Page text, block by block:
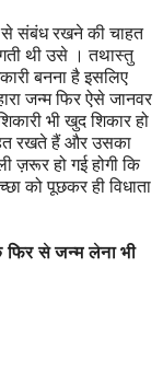
संबंध रखने की चाहत
थी उसे । तथास्तु
बनना है इसलिए
जन्म फिर ऐसे जानवर
भी खुद शिकार हो
रखते हैं और उसका
ज़रूर हो गई होगी कि
को पूछकर ही विधाता
से जन्म लेना भी